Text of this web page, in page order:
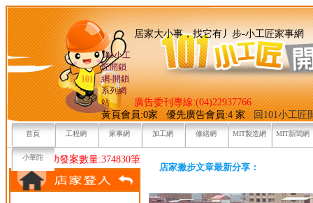
101小工
匠開鎖
網-開鎖
系列網
站
居家大小事，找它有丿步-小
廣告委刊專線:(04)22937766
黃頁會員:0家 優先廣告會員:4 家回101小工匠
首頁 工程網 家事網 加工網 修繕網 MIT製造網 MIT新聞網
小華陀
目前已成功發案數量:374830筆
店家撇步文章最新分享：